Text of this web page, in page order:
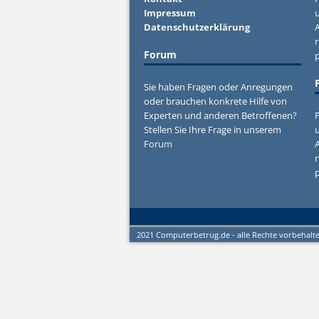
Impressum
Datenschutzerklärung
Forum
Sie haben Fragen oder Anregungen
oder brauchen konkrete Hilfe von
Experten und anderen Betroffenen?
Stellen Sie Ihre Frage in unserem
Forum
2021 Computerbetrug.de - alle Rechte